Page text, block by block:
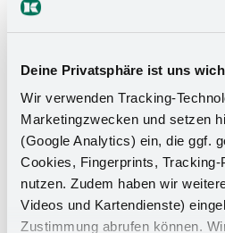
Deine Privatsphäre ist uns
Wir verwenden Tracking-
Marketingzwecken und setzen
(Google Analytics) ein, die ggf.
Cookies, Fingerprints,
nutzen. Zudem haben wir
Videos und Kartendienste)
Zustimmung abrufen können.